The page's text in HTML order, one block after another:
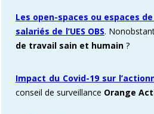
Les open-spaces ou espaces
salariés de l’UES OBS.
de travail sain et humain ?
Impact du Covid-19 sur
conseil de surveillance Orange